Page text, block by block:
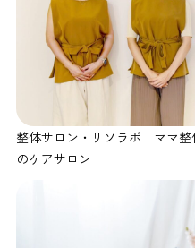
整体サロン・リソラボ｜ママ
のケアサロン